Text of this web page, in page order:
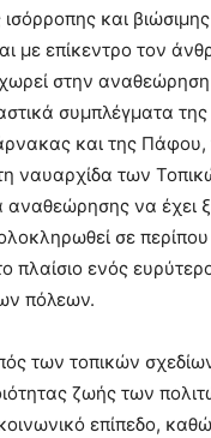
και
με επίκεντρο τον
στην
συμπλέγματα
και της Πάφου,
ναυαρχίδα των
αναθεώρησης να έχει
σε
πλαίσιο ενός
πόλεων.
των τοπικών
ζωής των
επίπεδο,